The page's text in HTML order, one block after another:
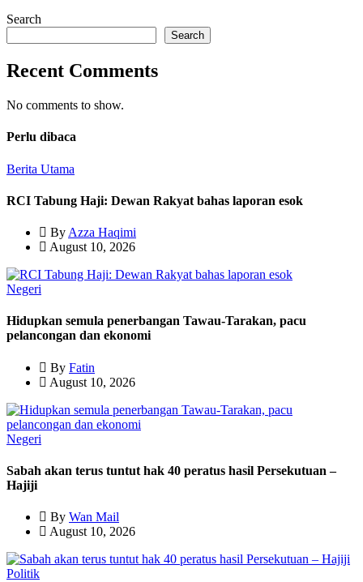
Search
Search
Recent Comments
No comments to show.
Perlu dibaca
Berita Utama
RCI Tabung Haji: Dewan Rakyat bahas laporan esok
By Azza Haqimi
August 10, 2026
Negeri
Hidupkan semula penerbangan Tawau-Tarakan, pacu
pelancongan dan ekonomi
By Fatin
August 10, 2026
Negeri
Sabah akan terus tuntut hak 40 peratus hasil Persekutuan –
Hajiji
By Wan Mail
August 10, 2026
Politik